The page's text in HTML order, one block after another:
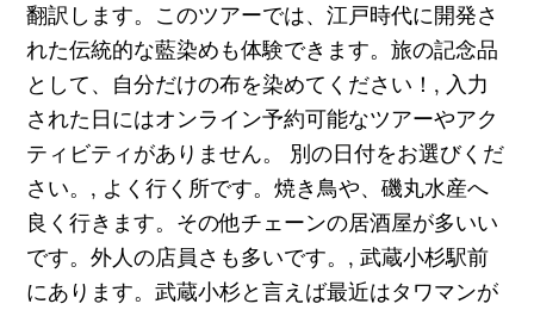
翻訳します。このツアーでは、江戸時代に開発さ
れた伝統的な藍染めも体験できます。旅の記念品
として、自分だけの布を染めてください！, 入力
された日にはオンライン予約可能なツアーやアク
ティビティがありません。 別の日付をお選びくだ
さい。, よく行く所です。焼き鳥や、磯丸水産へ
良く行きます。その他チェーンの居酒屋が多いい
です。外人の店員さも多いです。, 武蔵小杉駅前
にあります。武蔵小杉と言えば最近はタワマンが